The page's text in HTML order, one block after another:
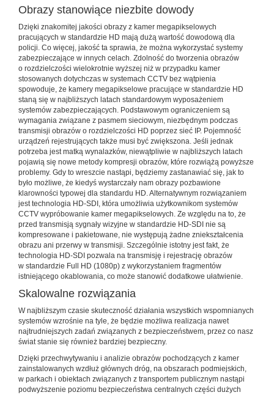
Obrazy stanowiące niezbite dowody
Dzięki znakomitej jakości obrazy z kamer megapikselowych
pracujących w standardzie HD mają dużą wartość dowodową dla
policji. Co więcej, jakość ta sprawia, że można wykorzystać systemy
zabezpieczające w innych celach. Zdolność do tworzenia obrazów
o rozdzielczości wielokrotnie wyższej niż w przypadku kamer
stosowanych dotychczas w systemach CCTV bez wątpienia
spowoduje, że kamery megapikselowe pracujące w standardzie HD
staną się w najbliższych latach standardowym wyposażeniem
systemów zabezpieczających. Podstawowym ograniczeniem są
wymagania związane z pasmem sieciowym, niezbędnym podczas
transmisji obrazów o rozdzielczości HD poprzez sieć IP. Pojemność
urządzeń rejestrujących także musi być zwiększona. Jeśli jednak
potrzeba jest matką wynalazków, niewątpliwie w najbliższych latach
pojawią się nowe metody kompresji obrazów, które rozwiążą powyższe
problemy. Gdy to wreszcie nastąpi, będziemy zastanawiać się, jak to
było możliwe, że kiedyś wystarczały nam obrazy pozbawione
klarowności typowej dla standardu HD. Alternatywnym rozwiązaniem
jest technologia HD-SDI, która umożliwia użytkownikom systemów
CCTV wypróbowanie kamer megapikselowych. Ze względu na to, że
przed transmisją sygnały wizyjne w standardzie HD-SDI nie są
kompresowane i pakietowane, nie występują żadne zniekształcenia
obrazu ani przerwy w transmisji. Szczególnie istotny jest fakt, że
technologia HD-SDI pozwala na transmisję i rejestrację obrazów
w standardzie Full HD (1080p) z wykorzystaniem fragmentów
istniejącego okablowania, co może stanowić dodatkowe ułatwienie.
Skalowalne rozwiązania
W najbliższym czasie skuteczność działania wszystkich wspomnianych
systemów wzrośnie na tyle, że będzie możliwa realizacja nawet
najtrudniejszych zadań związanych z bezpieczeństwem, przez co nasz
świat stanie się również bardziej bezpieczny.
Dzięki przechwytywaniu i analizie obrazów pochodzących z kamer
zainstalowanych wzdłuż głównych dróg, na obszarach podmiejskich,
w parkach i obiektach związanych z transportem publicznym nastąpi
podwyższenie poziomu bezpieczeństwa centralnych części dużych